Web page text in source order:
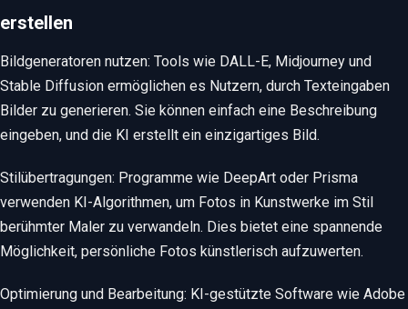
erstellen
Bildgeneratoren nutzen: Tools wie DALL-E, Midjourney und
Stable Diffusion ermöglichen es Nutzern, durch Texteingaben
Bilder zu generieren. Sie können einfach eine Beschreibung
eingeben, und die KI erstellt ein einzigartiges Bild.
Stilübertragungen: Programme wie DeepArt oder Prisma
verwenden KI-Algorithmen, um Fotos in Kunstwerke im Stil
berühmter Maler zu verwandeln. Dies bietet eine spannende
Möglichkeit, persönliche Fotos künstlerisch aufzuwerten.
Optimierung und Bearbeitung: KI-gestützte Software wie Adobe